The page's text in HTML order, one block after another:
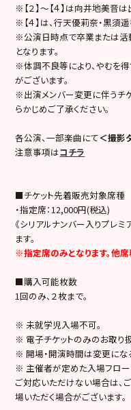
※【２】〜【４】は向井地美音
※【４】は、行天優莉奈・黒須
※公演日時点で卒業または活
となります。
※体調不良等により、やむを
がございます。
※出演メンバー変更に伴うチ
らかじめご了承ください。
各公演、一部楽曲にて＜撮影
注意事項はコチラ
■チケット先着販売対象席種
・指定席：12,000円(税込)
《シリアルナンバー入りプレミ
ます。
※指定席のみとなります。他席
■購入可能枚数
1回のみ、２枚まで。
※ 未就学児入場不可。
※ 電子チケットのみのお取り扱
※ 開場・開演時間は変更にな
※ 主催者が定めた入場フロー
ご対応いただけない場合は、
場いただく場合がございます。